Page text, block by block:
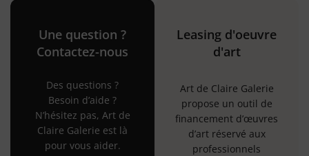
Une question ?
Contactez-nous
Des questions ?
Besoin d’aide ?
N’hésitez pas, Art de
Claire Galerie est là
pour vous aider.
Leasing d'oeuvre
d'art
Art de Claire Galerie
propose un outil de
financement d’œuvres
d’art réservé aux
professionnels